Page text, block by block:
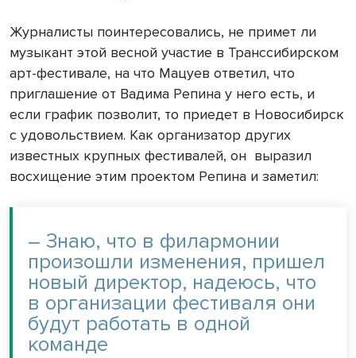
Журналисты поинтересовались, не примет ли
музыкант этой весной участие в Транссибирском
арт-фестивале, на что Мацуев ответил, что
приглашение от Вадима Репина у него есть, и
если график позволит, то приедет в Новосибирск
с удовольствием. Как организатор других
известных крупных фестивалей, он выразил
восхищение этим проектом Репина и заметил:
– Знаю, что в филармонии
произошли изменения, пришел
новый директор, надеюсь, что
в организации фестиваля они
будут работать в одной
команде